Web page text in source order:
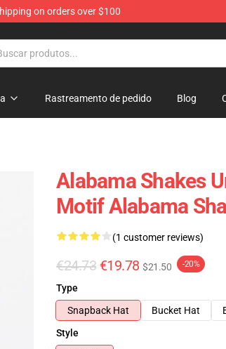
on orders over $100
Rastreamento de pedido Blog
Alabama Shakes
Motif Alabama
(1 customer reviews)
€24.73 €19.78 $21.50 -20%
Type
Snapback Hat
Bucket Hat
Style